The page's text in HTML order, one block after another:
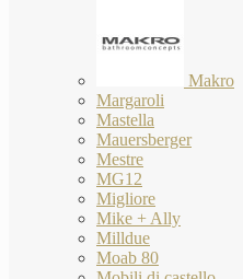
Makro
Margaroli
Mastella
Mauersberger
Mestre
MG12
Migliore
Mike + Ally
Milldue
Moab 80